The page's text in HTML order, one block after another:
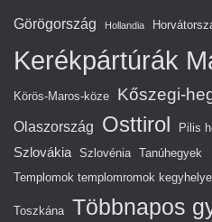
Görögország Hollandia
Kerékpártúrák
Körös-Maros-köze Kőszegi-
Olaszország Osttirol Pilis
Szlovákia Szlovénia Tanúhegyek
Templomok templomromok
Toszkána Többnapos